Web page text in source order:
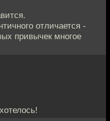
отличается -
привычек многое